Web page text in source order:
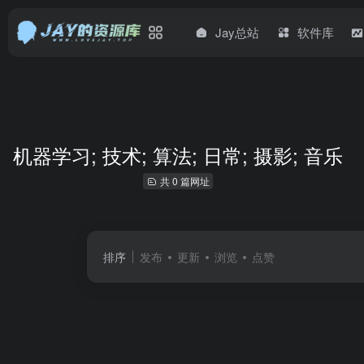
Jay总站 软件库
机器学习; 技术; 算法; 日常; 摄影; 音乐
共 0 篇网址
排序 发布 更新 浏览 点赞